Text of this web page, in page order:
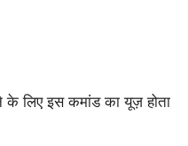
के लिए इस कमांड का यूज़ होता